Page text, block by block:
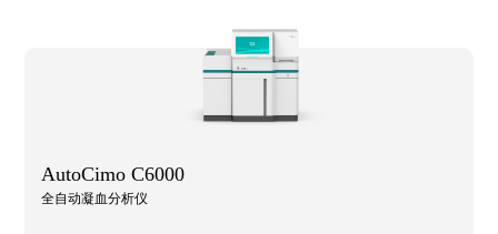
AutoCimo C6000
全自动凝血分析仪